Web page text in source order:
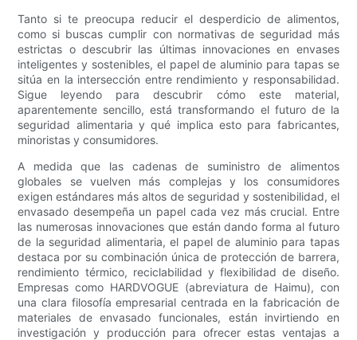
Tanto si te preocupa reducir el desperdicio de alimentos,
como si buscas cumplir con normativas de seguridad más
estrictas o descubrir las últimas innovaciones en envases
inteligentes y sostenibles, el papel de aluminio para tapas se
sitúa en la intersección entre rendimiento y responsabilidad.
Sigue leyendo para descubrir cómo este material,
aparentemente sencillo, está transformando el futuro de la
seguridad alimentaria y qué implica esto para fabricantes,
minoristas y consumidores.
A medida que las cadenas de suministro de alimentos
globales se vuelven más complejas y los consumidores
exigen estándares más altos de seguridad y sostenibilidad, el
envasado desempeña un papel cada vez más crucial. Entre
las numerosas innovaciones que están dando forma al futuro
de la seguridad alimentaria, el papel de aluminio para tapas
destaca por su combinación única de protección de barrera,
rendimiento térmico, reciclabilidad y flexibilidad de diseño.
Empresas como HARDVOGUE (abreviatura de Haimu), con
una clara filosofía empresarial centrada en la fabricación de
materiales de envasado funcionales, están invirtiendo en
investigación y producción para ofrecer estas ventajas a